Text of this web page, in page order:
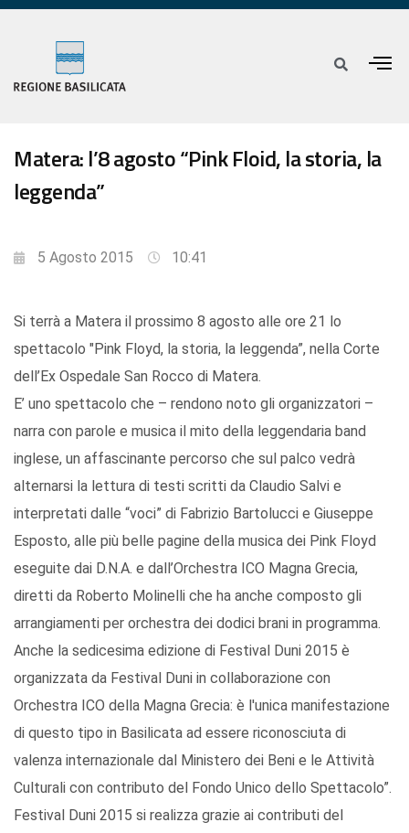
Matera: l’8 agosto “Pink Floid, la storia, la
leggenda”
5 Agosto 2015 10:41
Si terrà a Matera il prossimo 8 agosto alle ore 21 lo
spettacolo "Pink Floyd, la storia, la leggenda”, nella Corte
dell’Ex Ospedale San Rocco di Matera.
E’ uno spettacolo che – rendono noto gli organizzatori –
narra con parole e musica il mito della leggendaria band
inglese, un affascinante percorso che sul palco vedrà
alternarsi la lettura di testi scritti da Claudio Salvi e
interpretati dalle “voci” di Fabrizio Bartolucci e Giuseppe
Esposto, alle più belle pagine della musica dei Pink Floyd
eseguite dai D.N.A. e dall’Orchestra ICO Magna Grecia,
diretti da Roberto Molinelli che ha anche composto gli
arrangiamenti per orchestra dei dodici brani in programma.
Anche la sedicesima edizione di Festival Duni 2015 è
organizzata da Festival Duni in collaborazione con
Orchestra ICO della Magna Grecia: è l'unica manifestazione
di questo tipo in Basilicata ad essere riconosciuta di
valenza internazionale dal Ministero dei Beni e le Attività
Culturali con contributo del Fondo Unico dello Spettacolo”.
Festival Duni 2015 si realizza grazie ai contributi del